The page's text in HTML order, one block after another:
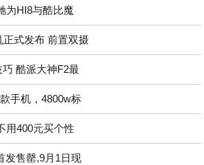
为HI8与酷比魔
式发布 前置双摄
酷派大神F2最
手机，4800w标
用400元买个性
发售罄,9月1日现